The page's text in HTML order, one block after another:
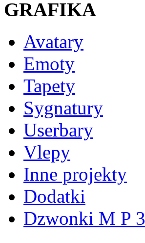
GRAFIKA
Avatary
Emoty
Tapety
Sygnatury
Userbary
Vlepy
Inne projekty
Dodatki
Dzwonki M P 3